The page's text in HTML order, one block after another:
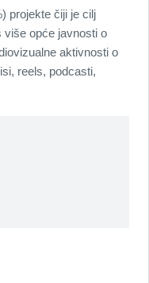
projekte čiji je cilj
više opće javnosti o
aktivnosti o
reels, podcasti,